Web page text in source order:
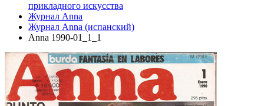
прикладного искусства
Журнал Anna
Журнал Anna (испанский)
Anna 1990-01_1_1